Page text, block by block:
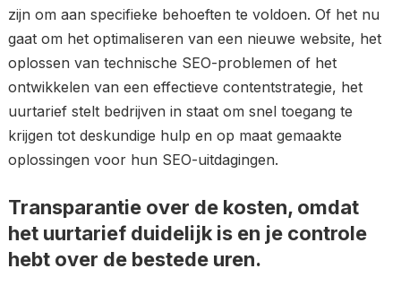
zijn om aan specifieke behoeften te voldoen. Of het nu
gaat om het optimaliseren van een nieuwe website, het
oplossen van technische SEO-problemen of het
ontwikkelen van een effectieve contentstrategie, het
uurtarief stelt bedrijven in staat om snel toegang te
krijgen tot deskundige hulp en op maat gemaakte
oplossingen voor hun SEO-uitdagingen.
Transparantie over de kosten, omdat
het uurtarief duidelijk is en je controle
hebt over de bestede uren.